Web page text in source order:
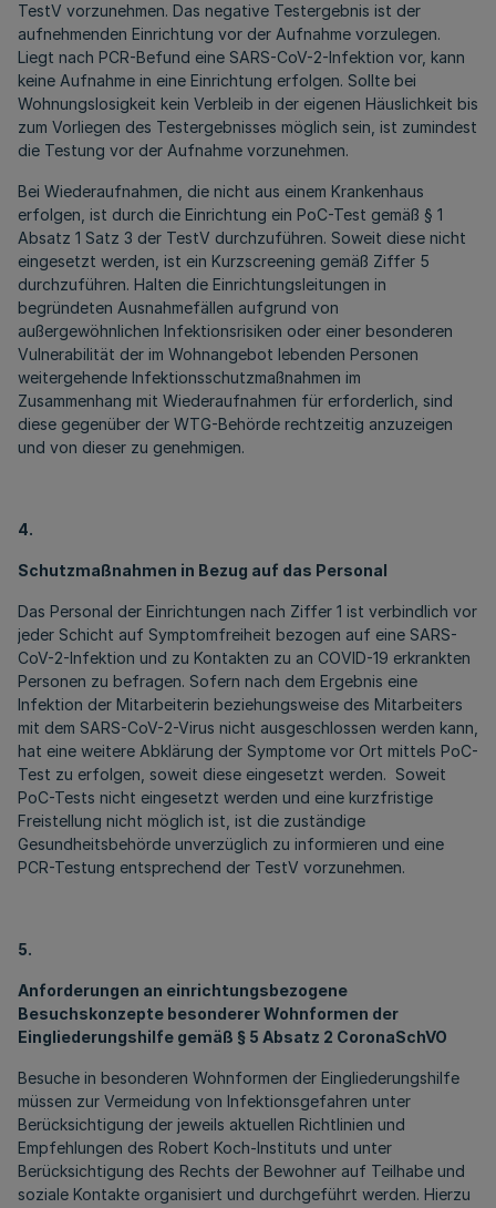
TestV vorzunehmen. Das negative Testergebnis ist der
aufnehmenden Einrichtung vor der Aufnahme vorzulegen.
Liegt nach PCR-Befund eine SARS-CoV-2-Infektion vor, kann
keine Aufnahme in eine Einrichtung erfolgen. Sollte bei
Wohnungslosigkeit kein Verbleib in der eigenen Häuslichkeit bis
zum Vorliegen des Testergebnisses möglich sein, ist zumindest
die Testung vor der Aufnahme vorzunehmen.
Bei Wiederaufnahmen, die nicht aus einem Krankenhaus
erfolgen, ist durch die Einrichtung ein PoC-Test gemäß § 1
Absatz 1 Satz 3 der TestV durchzuführen. Soweit diese nicht
eingesetzt werden, ist ein Kurzscreening gemäß Ziffer 5
durchzuführen. Halten die Einrichtungsleitungen in
begründeten Ausnahmefällen aufgrund von
außergewöhnlichen Infektionsrisiken oder einer besonderen
Vulnerabilität der im Wohnangebot lebenden Personen
weitergehende Infektionsschutzmaßnahmen im
Zusammenhang mit Wiederaufnahmen für erforderlich, sind
diese gegenüber der WTG-Behörde rechtzeitig anzuzeigen
und von dieser zu genehmigen.
4.
Schutzmaßnahmen in Bezug auf das Personal
Das Personal der Einrichtungen nach Ziffer 1 ist verbindlich vor
jeder Schicht auf Symptomfreiheit bezogen auf eine SARS-
CoV-2-Infektion und zu Kontakten zu an COVID-19 erkrankten
Personen zu befragen. Sofern nach dem Ergebnis eine
Infektion der Mitarbeiterin beziehungsweise des Mitarbeiters
mit dem SARS-CoV-2-Virus nicht ausgeschlossen werden kann,
hat eine weitere Abklärung der Symptome vor Ort mittels PoC-
Test zu erfolgen, soweit diese eingesetzt werden. Soweit
PoC-Tests nicht eingesetzt werden und eine kurzfristige
Freistellung nicht möglich ist, ist die zuständige
Gesundheitsbehörde unverzüglich zu informieren und eine
PCR-Testung entsprechend der TestV vorzunehmen.
5.
Anforderungen an einrichtungsbezogene
Besuchskonzepte besonderer Wohnformen der
Eingliederungshilfe gemäß § 5 Absatz 2 CoronaSchVO
Besuche in besonderen Wohnformen der Eingliederungshilfe
müssen zur Vermeidung von Infektionsgefahren unter
Berücksichtigung der jeweils aktuellen Richtlinien und
Empfehlungen des Robert Koch-Instituts und unter
Berücksichtigung des Rechts der Bewohner auf Teilhabe und
soziale Kontakte organisiert und durchgeführt werden. Hierzu